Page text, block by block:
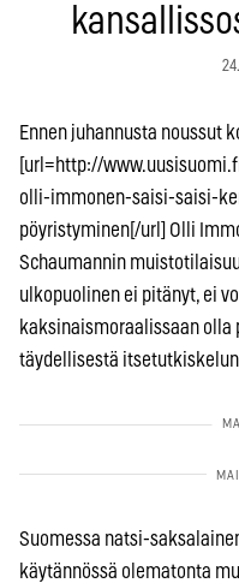
Ennen juhannusta noussut
[url=http://
olli-immonen-saisi-saisi-
pöyristyminen[/url] Olli
Schaumannin
ulkopuolinen ei pitänyt, ei
kaksinaismoraalissaan
täydellisestä
Suomessa natsi-
käytännössä olematonta